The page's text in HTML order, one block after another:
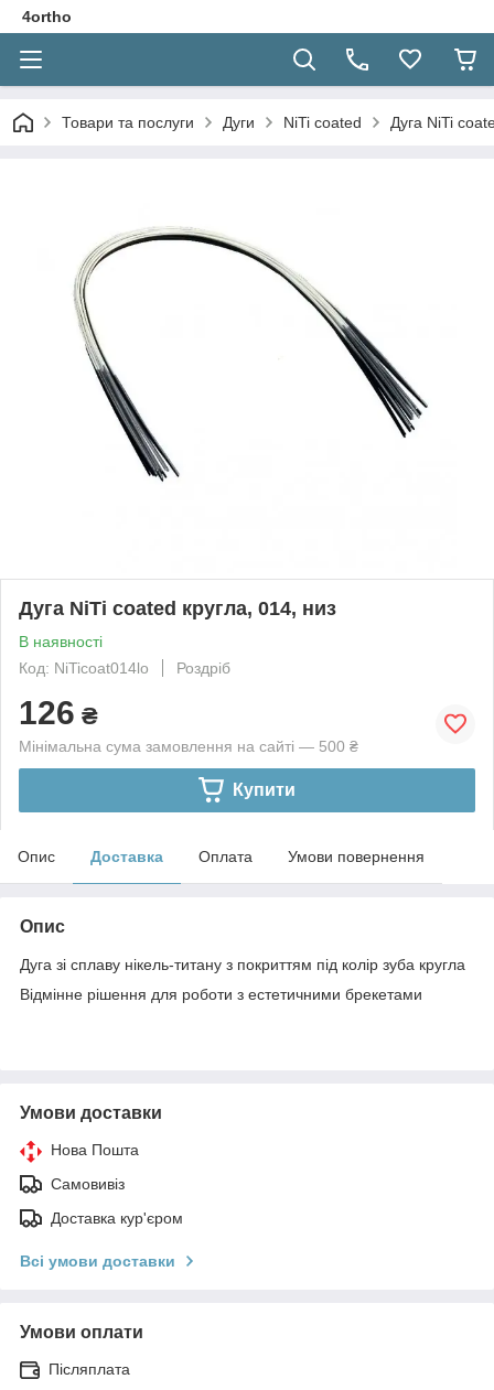
4ortho
Товари та послуги Дуги NiTi coated Дуга NiTi
Дуга NiTi coated кругла, 014, низ
В наявності
Код: NiTicoat014lo
Роздріб
126 ₴
Мінімальна сума замовлення на сайті — 500 ₴
Купити
Опис Доставка Оплата Умови повернення
Опис
Дуга зі сплаву нікель-титану з покриттям під колір зуба кругла
Відмінне рішення для роботи з естетичними брекетами
Умови доставки
Нова Пошта
Самовивіз
Доставка кур'єром
Всі умови доставки
Умови оплати
Післяплата